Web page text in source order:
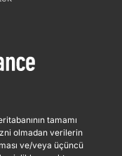
tamamı
olmadan verilerin
ve/veya üçüncü